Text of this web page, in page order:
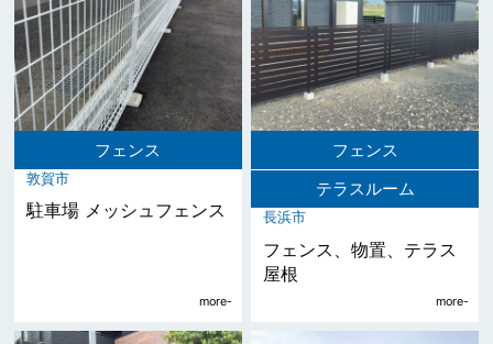
フェンス
敦賀市
駐車場 メッシュフェンス
フェンス
テラスルーム
長浜市
フェンス、物置、テラス
屋根